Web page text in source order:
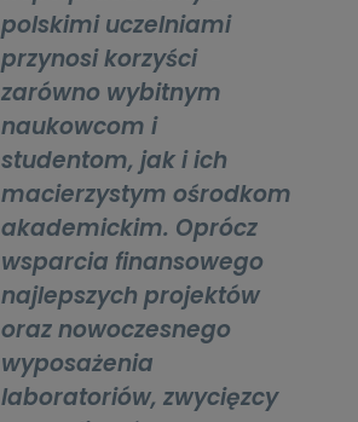
polskimi uczelniami
przynosi korzyści
zarówno wybitnym
naukowcom i
studentom, jak i ich
macierzystym ośrodkom
akademickim. Oprócz
wsparcia finansowego
najlepszych projektów
oraz nowoczesnego
wyposażenia
laboratoriów, zwycięzcy